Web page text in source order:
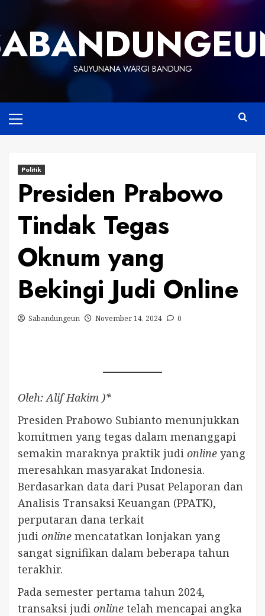
content
SAUYUNANA WARGI BANDUNG
Menu
Politik
Presiden Prabowo
Tindak Tegas
Oknum yang
Bekingi Judi Online
Sabandungeun November 14, 2024 0
Oleh: Alif Hakim )*
Presiden Prabowo Subianto menunjukkan
komitmen yang tegas dalam menanggapi
semakin maraknya praktik judi online yang
meresahkan masyarakat Indonesia.
Berdasarkan data dari Pusat Pelaporan dan
Analisis Transaksi Keuangan (PPATK),
perputaran dana terkait
judi online mencatatkan lonjakan yang
sangat signifikan dalam beberapa tahun
terakhir.
Pada semester pertama tahun 2024,
transaksi judi online telah mencapai angka